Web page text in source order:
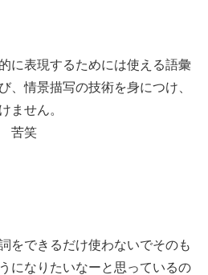
に表現するためには使える語彙
、情景描写の技術を身につけ、
ません。
苦笑
をできるだけ使わないでそのも
になりたいなーと思っているの